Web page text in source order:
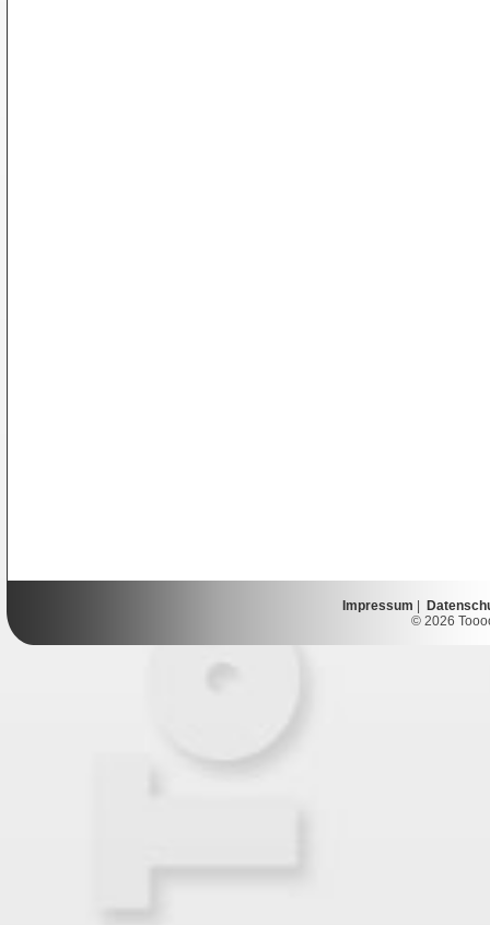
Impressum
© 2026